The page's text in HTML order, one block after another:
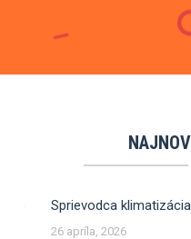
Sprievodca
26 apríla, 2026